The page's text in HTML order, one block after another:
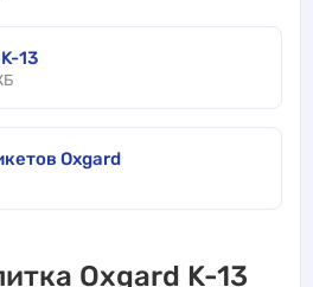
13
Oxgard
Oxgard K-13